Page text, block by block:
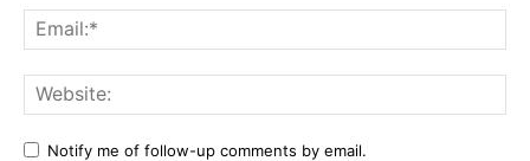
Notify me of follow-up comments by email.